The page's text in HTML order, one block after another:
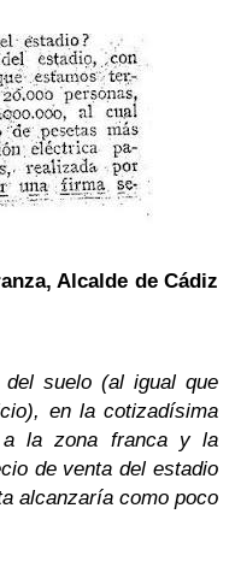
Alcalde de Cádiz
del suelo (al igual que
en la cotizadísima
a la zona franca y la
de venta del estadio
alcanzaría como poco